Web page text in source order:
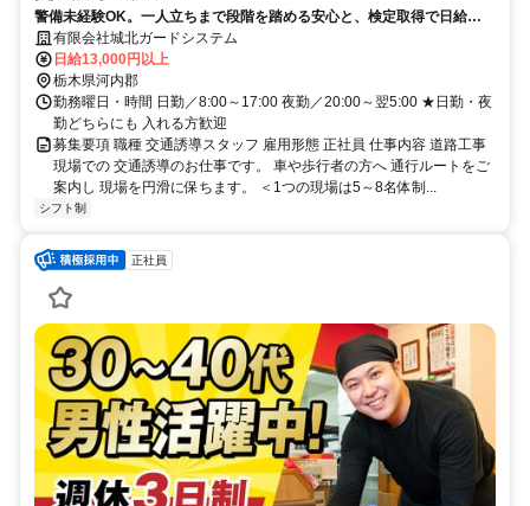
警備未経験OK。一人立ちまで段階を踏める安心と、検定取得で日給
1,500円アップ！
有限会社城北ガードシステム
日給13,000円以上
栃木県河内郡
勤務曜日・時間 日勤／8:00～17:00 夜勤／20:00～翌5:00 ★日勤・夜
勤どちらにも 入れる方歓迎
募集要項 職種 交通誘導スタッフ 雇用形態 正社員 仕事内容 道路工事
現場での 交通誘導のお仕事です。 車や歩行者の方へ 通行ルートをご
案内し 現場を円滑に保ちます。 ＜1つの現場は5～8名体制...
シフト制
正社員